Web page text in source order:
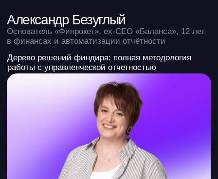
Программа
11 — 12 ноября
Открытие конференции
«AI и автоматизация в работе
финансиста: от возможностей
Станислав Кутузов
СЕО и основатель
сервиса «Финансист»
11 НОЯБРЯ